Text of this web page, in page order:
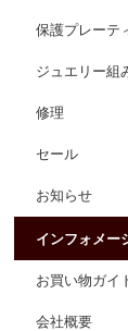
保護プレーテ
ジュエリー組
修理
セール
お知らせ
インフォメ
お買い物ガイ
会社概要